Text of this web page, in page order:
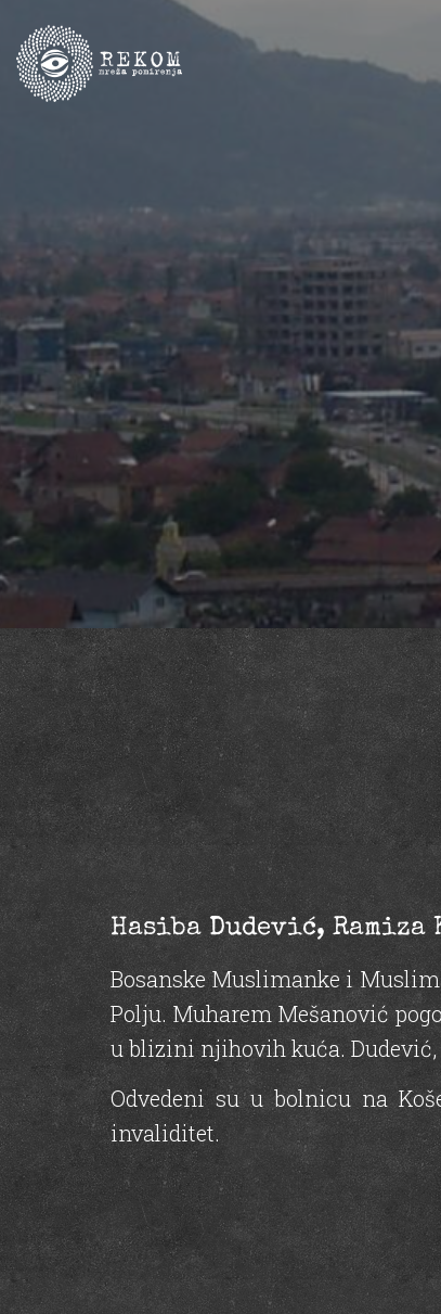
Hasiba Dudević, Ramiza
Bosanske Muslimanke i
Polju. Muharem Mešanović
u blizini njihovih kuća. Dudević,
Odvedeni su u bolnicu na
invaliditet.